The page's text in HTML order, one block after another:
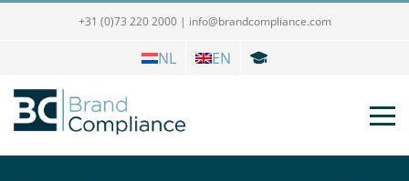
+31 (0)73 220 2000 | info@brandcompliance.com
NL EN